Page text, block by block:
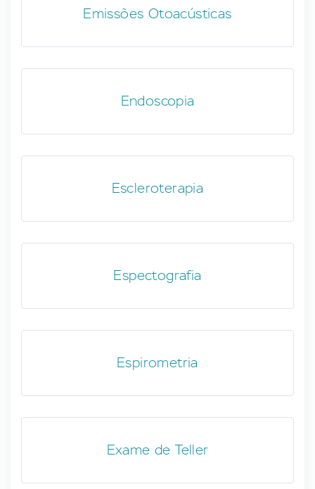
Emissões Otoacústicas
Endoscopia
Escleroterapia
Espectografia
Espirometria
Exame de Teller